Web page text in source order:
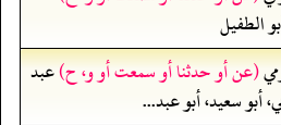
الطفيل
(عن أو حدثنا أو سمعت أو و، ح)عبد
أبو سعيد، أبو عبد...